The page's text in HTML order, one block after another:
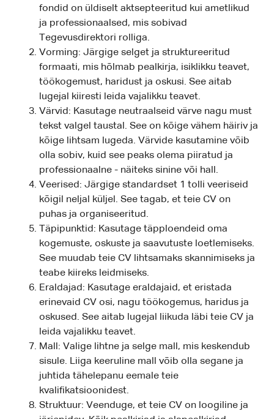
fondid on üldiselt aktsepteeritud kui ametlikud
ja professionaalsed, mis sobivad
Tegevusdirektori rolliga.
Vorming: Järgige selget ja struktureeritud
formaati, mis hõlmab pealkirja, isiklikku teavet,
töökogemust, haridust ja oskusi. See aitab
lugejal kiiresti leida vajalikku teavet.
Värvid: Kasutage neutraalseid värve nagu must
tekst valgel taustal. See on kõige vähem häiriv ja
kõige lihtsam lugeda. Värvide kasutamine võib
olla sobiv, kuid see peaks olema piiratud ja
professionaalne - näiteks sinine või hall.
Veerised: Järgige standardset 1 tolli veeriseid
kõigil neljal küljel. See tagab, et teie CV on
puhas ja organiseeritud.
Täpipunktid: Kasutage täpploendeid oma
kogemuste, oskuste ja saavutuste loetlemiseks.
See muudab teie CV lihtsamaks skannimiseks ja
teabe kiireks leidmiseks.
Eraldajad: Kasutage eraldajaid, et eristada
erinevaid CV osi, nagu töökogemus, haridus ja
oskused. See aitab lugejal liikuda läbi teie CV ja
leida vajalikku teavet.
Mall: Valige lihtne ja selge mall, mis keskendub
sisule. Liiga keeruline mall võib olla segane ja
juhtida tähelepanu eemale teie
kvalifikatsioonidest.
Struktuur: Veenduge, et teie CV on loogiline ja